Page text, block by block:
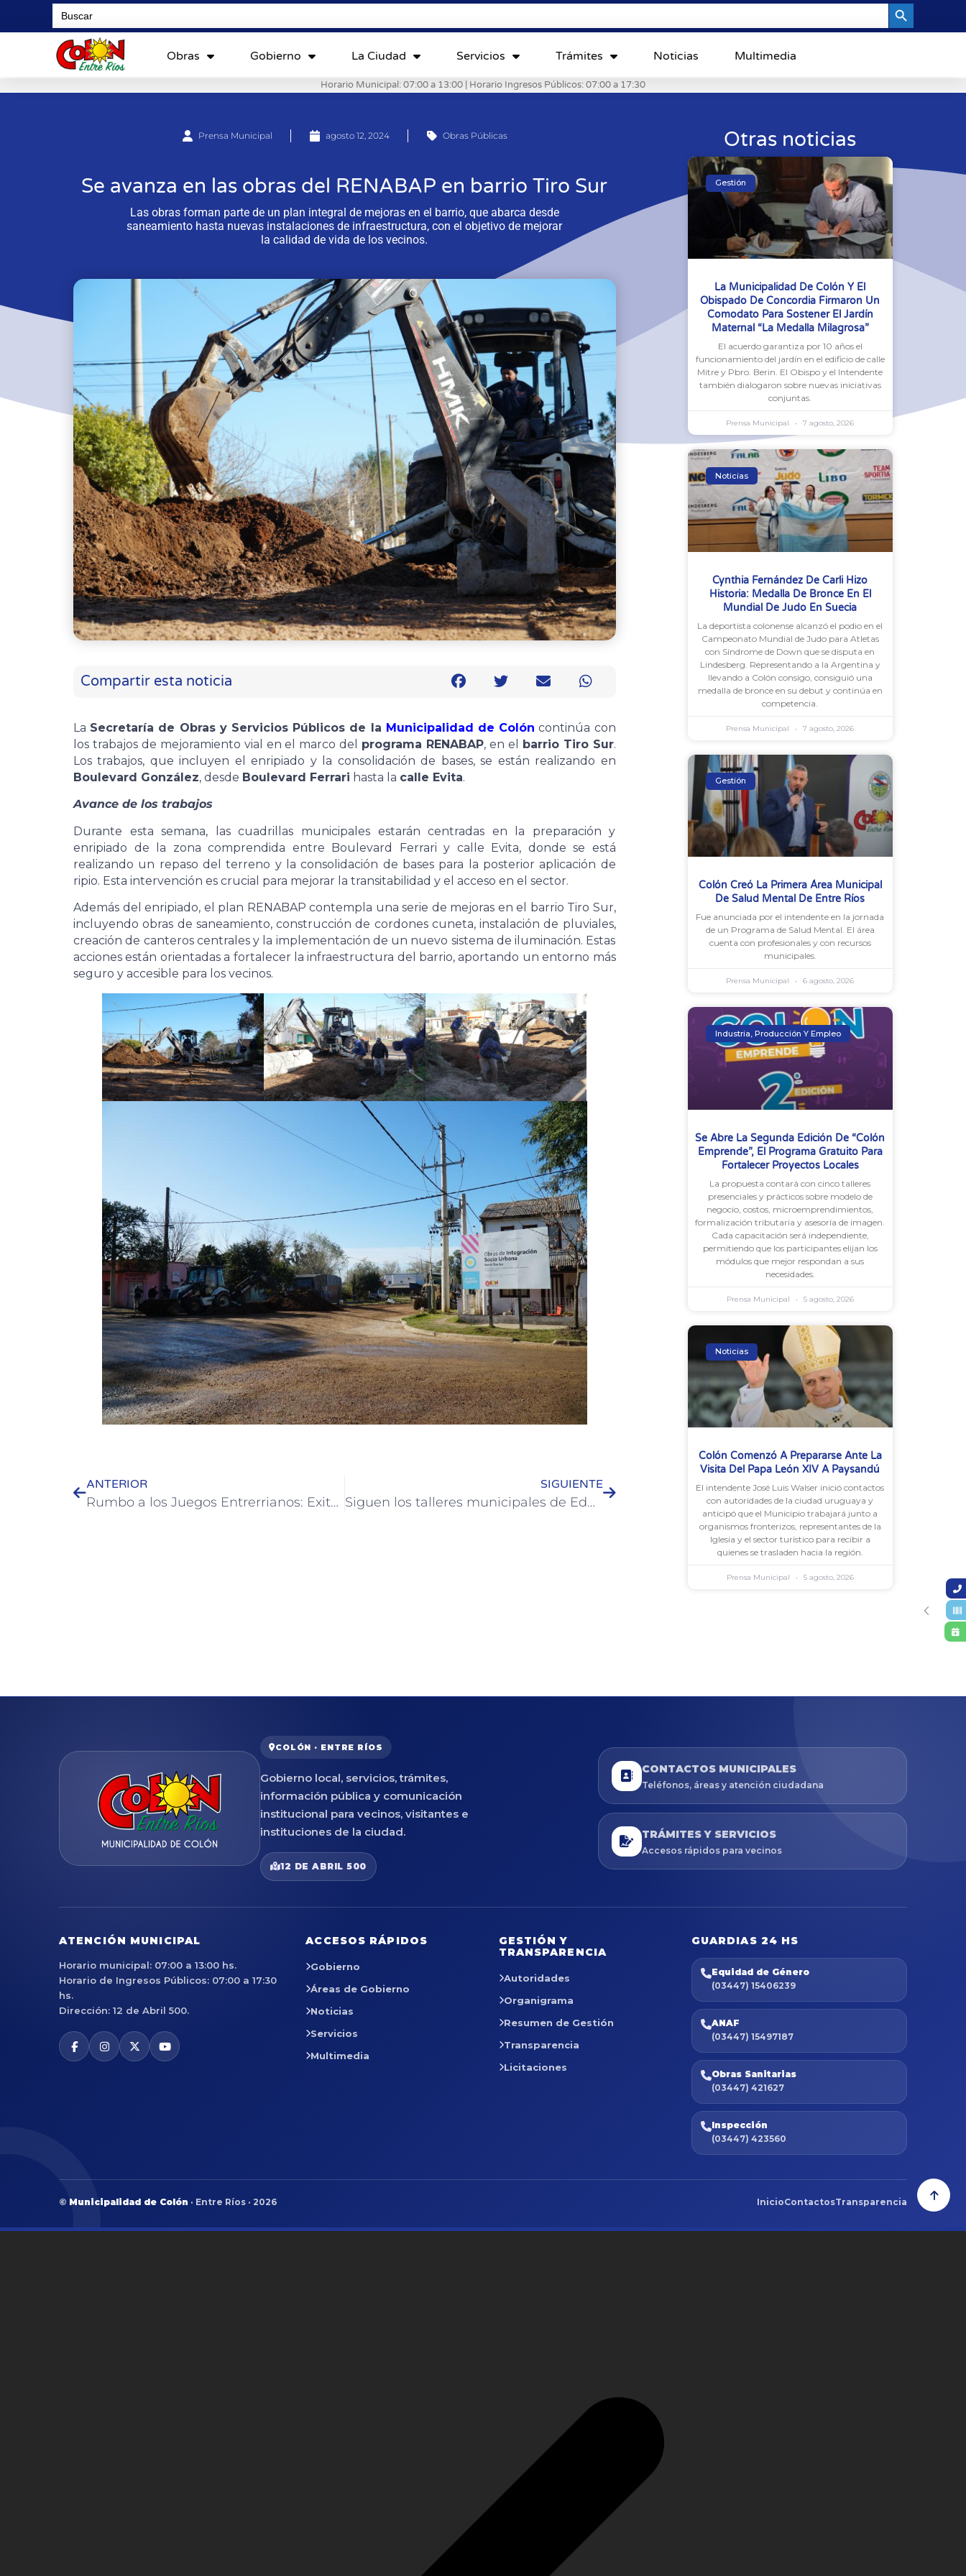
Search
for:
Obras Gobierno La Ciudad Servicios Trámites Noticias Multimedia
Horario Municipal: 07:00 a 13:00 | Horario Ingresos Públicos: 07:00 a 17:30
Prensa Municipal agosto 12, 2024 Obras Públicas
Se avanza en las obras del RENABAP en barrio Tiro Sur
Las obras forman parte de un plan integral de mejoras en el barrio, que abarca desde
saneamiento hasta nuevas instalaciones de infraestructura, con el objetivo de mejorar
la calidad de vida de los vecinos.
Compartir esta noticia
La Secretaría de Obras y Servicios Públicos de la Municipalidad de Colón continúa con
los trabajos de mejoramiento vial en el marco del programa RENABAP, en el barrio Tiro Sur.
Los trabajos, que incluyen el enripiado y la consolidación de bases, se están realizando en
Boulevard González, desde Boulevard Ferrari hasta la calle Evita.
Avance de los trabajos
Durante esta semana, las cuadrillas municipales estarán centradas en la preparación y
enripiado de la zona comprendida entre Boulevard Ferrari y calle Evita, donde se está
realizando un repaso del terreno y la consolidación de bases para la posterior aplicación de
ripio. Esta intervención es crucial para mejorar la transitabilidad y el acceso en el sector.
Además del enripiado, el plan RENABAP contempla una serie de mejoras en el barrio Tiro Sur,
incluyendo obras de saneamiento, construcción de cordones cuneta, instalación de pluviales,
creación de canteros centrales y la implementación de un nuevo sistema de iluminación. Estas
acciones están orientadas a fortalecer la infraestructura del barrio, aportando un entorno más
seguro y accesible para los vecinos.
ANTERIOR
Rumbo a los Juegos Entrerrianos: Exitosa participación de adultos mayores de Colón en la etapa departamental de Villa Elisa
SIGUIENTE
Siguen los talleres municipales de Educación Sexual en las escuelas de Colón
Otras noticias
Gestión
La Municipalidad De Colón Y El
Obispado De Concordia Firmaron Un
Comodato Para Sostener El Jardín
Maternal “La Medalla Milagrosa”
El acuerdo garantiza por 10 años el
funcionamiento del jardín en el edificio de calle
Mitre y Pbro. Berin. El Obispo y el Intendente
también dialogaron sobre nuevas iniciativas
conjuntas.
Prensa Municipal 7 agosto, 2026
Noticias
Cynthia Fernández De Carli Hizo
Historia: Medalla De Bronce En El
Mundial De Judo En Suecia
La deportista colonense alcanzó el podio en el
Campeonato Mundial de Judo para Atletas
con Síndrome de Down que se disputa en
Lindesberg. Representando a la Argentina y
llevando a Colón consigo, consiguió una
medalla de bronce en su debut y continúa en
competencia.
Prensa Municipal 7 agosto, 2026
Gestión
Colón Creó La Primera Área Municipal
De Salud Mental De Entre Ríos
Fue anunciada por el intendente en la jornada
de un Programa de Salud Mental. El área
cuenta con profesionales y con recursos
municipales.
Prensa Municipal 6 agosto, 2026
Industria, Producción Y Empleo
Se Abre La Segunda Edición De “Colón
Emprende”, El Programa Gratuito Para
Fortalecer Proyectos Locales
La propuesta contará con cinco talleres
presenciales y prácticos sobre modelo de
negocio, costos, microemprendimientos,
formalización tributaria y asesoría de imagen.
Cada capacitación será independiente,
permitiendo que los participantes elijan los
módulos que mejor respondan a sus
necesidades.
Prensa Municipal 5 agosto, 2026
Noticias
Colón Comenzó A Prepararse Ante La
Visita Del Papa León XIV A Paysandú
El intendente José Luis Walser inició contactos
con autoridades de la ciudad uruguaya y
anticipó que el Municipio trabajará junto a
organismos fronterizos, representantes de la
Iglesia y el sector turístico para recibir a
quienes se trasladen hacia la región.
Prensa Municipal 5 agosto, 2026
COLÓN · ENTRE RÍOS
Gobierno local, servicios, trámites,
información pública y comunicación
institucional para vecinos, visitantes e
instituciones de la ciudad.
12 DE ABRIL 500
CONTACTOS MUNICIPALES
Teléfonos, áreas y atención ciudadana
TRÁMITES Y SERVICIOS
Accesos rápidos para vecinos
ATENCIÓN MUNICIPAL
Horario municipal: 07:00 a 13:00 hs.
Horario de Ingresos Públicos: 07:00 a 17:30
hs.
Dirección: 12 de Abril 500.
ACCESOS RÁPIDOS
Gobierno
Áreas de Gobierno
Noticias
Servicios
Multimedia
GESTIÓN Y
TRANSPARENCIA
Autoridades
Organigrama
Resumen de Gestión
Transparencia
Licitaciones
GUARDIAS 24 HS
Equidad de Género
(03447) 15406239
ANAF
(03447) 15497187
Obras Sanitarias
(03447) 421627
Inspección
(03447) 423560
© Municipalidad de Colón · Entre Ríos · 2026 InicioContactosTransparencia